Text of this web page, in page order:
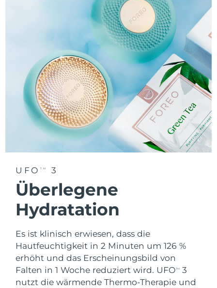
UFO TM 3
Überlegene
Hydratation
Es ist klinisch erwiesen, dass die
Hautfeuchtigkeit in 2 Minuten um 126 %
erhöht und das Erscheinungsbild von
Falten in 1 Woche reduziert wird. UFOTM
3
nutzt die wärmende Thermo-Therapie und